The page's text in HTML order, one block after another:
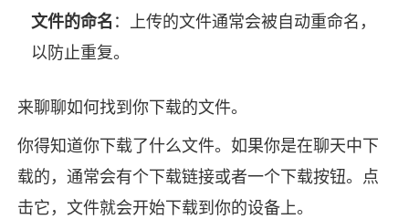
文件的命名 ：上传的文件通常会被自动重命名，
以防止重复。
来聊聊如何找到你下载的文件。
你得知道你下载了什么文件。如果你是在聊天中下
载的，通常会有个下载链接或者一个下载按钮。点
击它，文件就会开始下载到你的设备上。